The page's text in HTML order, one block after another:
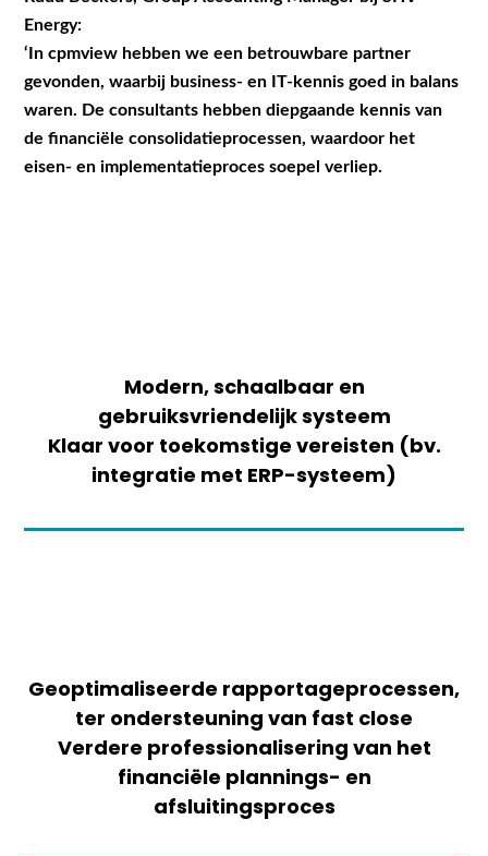
Energy:
‘In cpmview hebben we een betrouwbare partner
gevonden, waarbij business- en IT-kennis goed in balans
waren. De consultants hebben diepgaande kennis van
de financiële consolidatieprocessen, waardoor het
eisen- en implementatieproces soepel verliep.
Modern, schaalbaar en
gebruiksvriendelijk systeem
Klaar voor toekomstige vereisten (bv.
integratie met ERP-systeem)
Geoptimaliseerde rapportageprocessen,
ter ondersteuning van fast close
Verdere professionalisering van het
financiële plannings- en
afsluitingsproces